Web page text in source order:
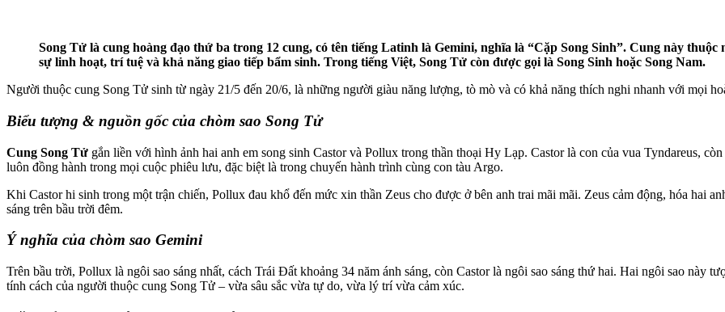
Song Tử là cung hoàng đạo thứ ba trong 12 cung, có tên tiếng Latinh là Gemini, nghĩa là “Cặp Song Sinh”. Cung này
sự linh hoạt, trí tuệ và khả năng giao tiếp bẩm sinh. Trong tiếng Việt, Song Tử còn được gọi là Song Sinh hoặc Song Nam.
Người thuộc cung Song Tử sinh từ ngày 21/5 đến 20/6, là những người giàu năng lượng, tò mò và có khả năng thích nghi nhanh với mọi
Biểu tượng & nguồn gốc của chòm sao Song Tử
Cung Song Tử gắn liền với hình ảnh hai anh em song sinh Castor và Pollux trong thần thoại Hy Lạp. Castor là con của vua Tyndareus,
luôn đồng hành trong mọi cuộc phiêu lưu, đặc biệt là trong chuyến hành trình cùng con tàu Argo.
Khi Castor hi sinh trong một trận chiến, Pollux đau khổ đến mức xin thần Zeus cho được ở bên anh trai mãi mãi. Zeus cảm động, hóa hai
sáng trên bầu trời đêm.
Ý nghĩa của chòm sao Gemini
Trên bầu trời, Pollux là ngôi sao sáng nhất, cách Trái Đất khoảng 34 năm ánh sáng, còn Castor là ngôi sao sáng thứ hai. Hai ngôi sao này
tính cách của người thuộc cung Song Tử – vừa sâu sắc vừa tự do, vừa lý trí vừa cảm xúc.